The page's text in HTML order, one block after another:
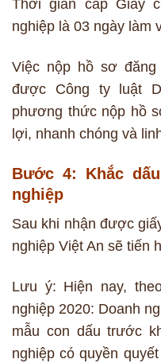
Thời gian cấp Giấy
nghiệp là 03 ngày làm
Việc nộp hồ sơ đăng
được Công ty luật
phương thức nộp hồ
lợi, nhanh chóng và
Bước 4: Khắc
nghiệp
Sau khi nhận được
nghiệp Việt An sẽ tiến
Lưu ý: Hiện nay,
nghiệp 2020: Doanh
mẫu con dấu trước
nghiệp có quyền